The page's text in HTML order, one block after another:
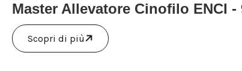
Master Allevatore Cinofilo ENCI -
Scopri di più